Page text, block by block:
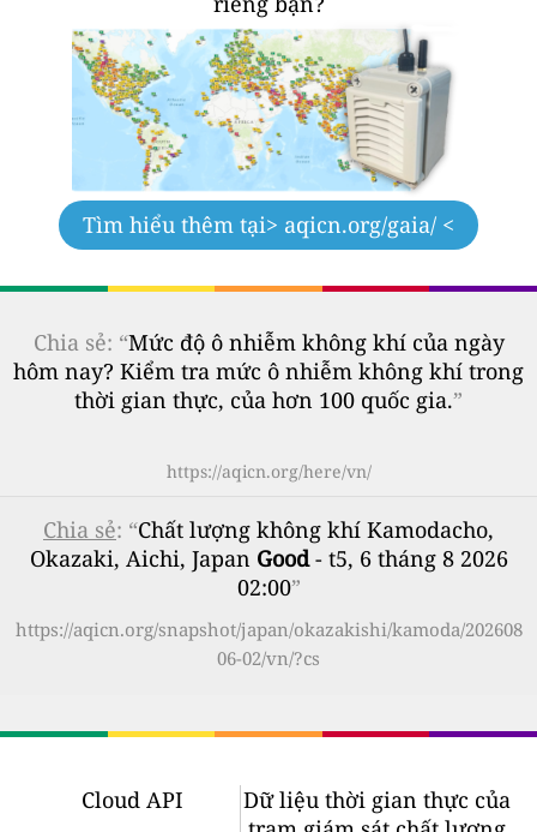
Tìm hiểu thêm tại> aqicn.org/gaia/ <
Chia sẻ: “Mức độ ô nhiễm không khí của ngày
hôm nay? Kiểm tra mức ô nhiễm không khí trong
thời gian thực, của hơn 100 quốc gia.”
https://aqicn.org/here/vn/
Chia sẻ: “Chất lượng không khí Kamodacho,
Okazaki, Aichi, Japan Good- t5, 6 tháng 8 2026
02:00”
https://aqicn.org/snapshot/japan/okazakishi/kamoda/202608
06-02/vn/?cs
Cloud API
Dữ liệu thời gian thực của